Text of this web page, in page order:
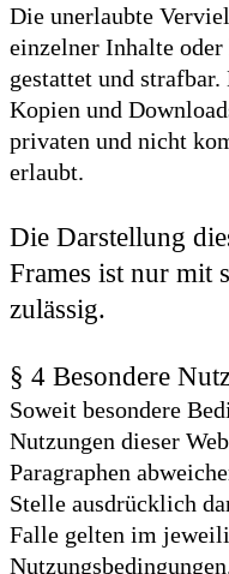
Die unerlaubte
einzelner Inhalte
gestattet und
Kopien und
privaten und nicht
erlaubt.
Die Darstellung
Frames ist nur mit
zulässig.
§ 4 Besondere
Soweit besondere
Nutzungen dieser
Paragraphen
Stelle ausdrücklich
Falle gelten im